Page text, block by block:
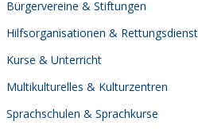
Bürgervereine & Stiftungen
Hilfsorganisationen &
Kurse & Unterricht
Multikulturelles & Kulturzentren
Sprachschulen & Sprachkurse